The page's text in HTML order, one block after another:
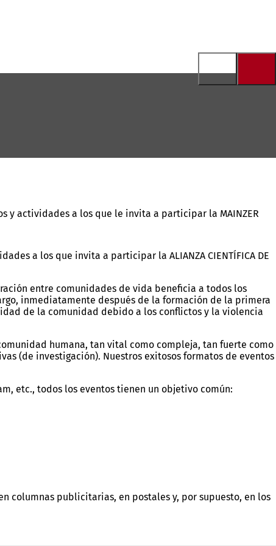
y actividades a los que le invita a participar la MAINZER
a los que invita a participar la ALIANZA CIENTÍFICA DE
entre comunidades de vida beneficia a todos los
inmediatamente después de la formación de la primera
de la comunidad debido a los conflictos y la violencia
humana, tan vital como compleja, tan fuerte como
(de investigación). Nuestros exitosos formatos de eventos
etc., todos los eventos tienen un objetivo común:
columnas publicitarias, en postales y, por supuesto, en los